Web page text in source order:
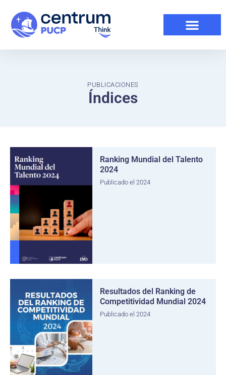
PUBLICACIONES
Índices
Ranking Mundial del Talento
2024
Publicado el 2024
Resultados del Ranking de
Competitividad Mundial 2024
Publicado el 2024